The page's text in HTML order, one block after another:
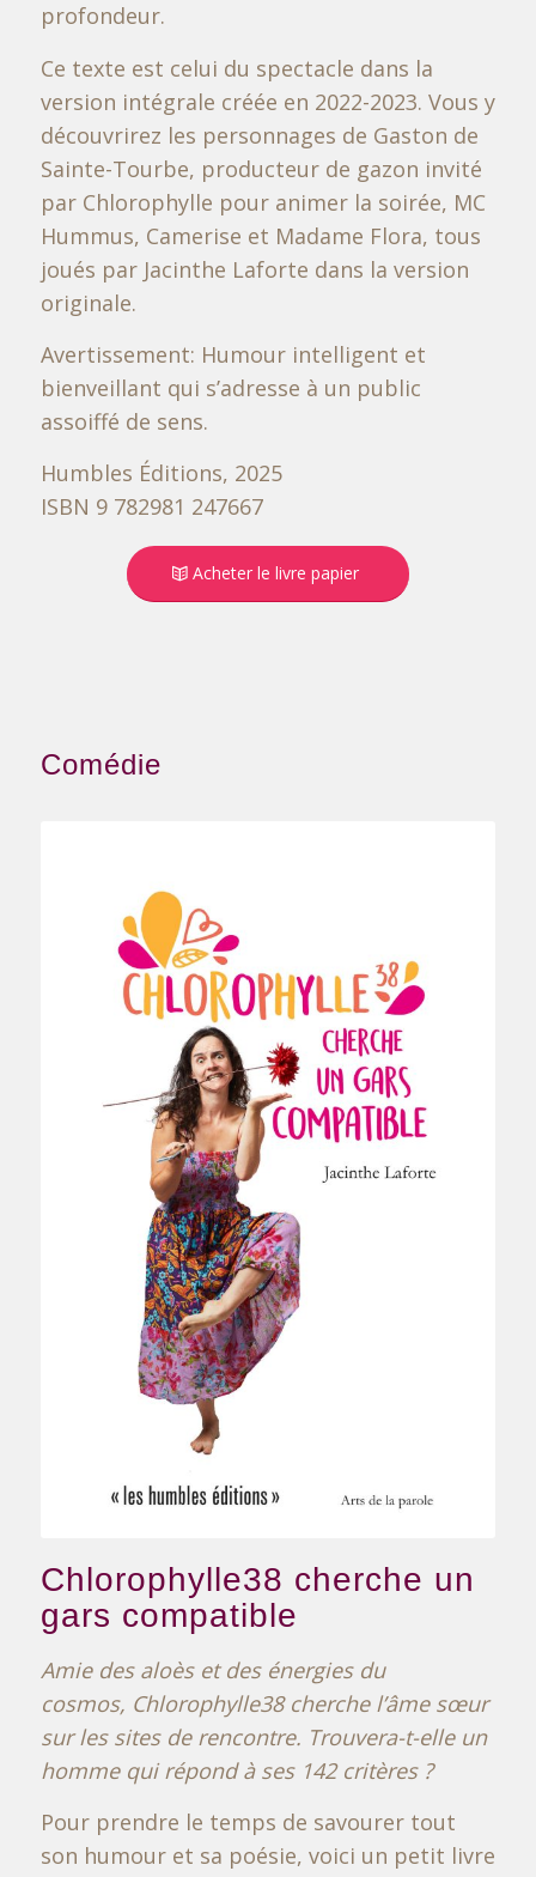
profondeur.
Ce texte est celui du spectacle dans la
version intégrale créée en 2022-2023. Vous y
découvrirez les personnages de Gaston de
Sainte-Tourbe, producteur de gazon invité
par Chlorophylle pour animer la soirée, MC
Hummus, Camerise et Madame Flora, tous
joués par Jacinthe Laforte dans la version
originale.
Avertissement: Humour intelligent et
bienveillant qui s’adresse à un public
assoiffé de sens.
Humbles Éditions, 2025
ISBN 9 782981 247667
Acheter le livre papier
Comédie
Chlorophylle38 cherche un
gars compatible
Amie des aloès et des énergies du
cosmos, Chlorophylle38 cherche l’âme sœur
sur les sites de rencontre. Trouvera-t-elle un
homme qui répond à ses 142 critères ?
Pour prendre le temps de savourer tout
son humour et sa poésie, voici un petit livre